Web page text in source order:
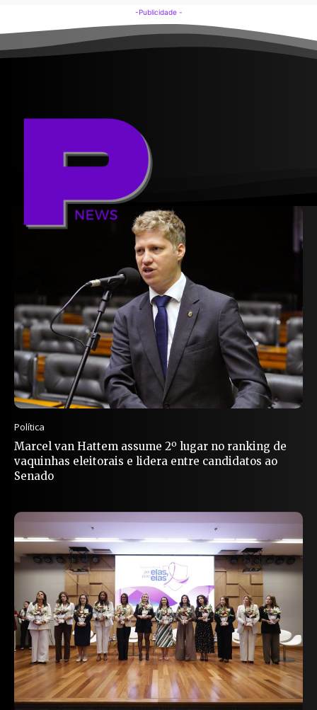
-Publicidade -
Política
Marcel van Hattem assume 2º lugar no ranking de
vaquinhas eleitorais e lidera entre candidatos ao
Senado